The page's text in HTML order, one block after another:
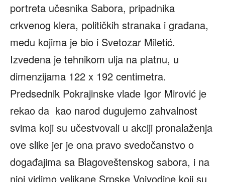
portreta učesnika Sabora, pripadnika
crkvenog klera, političkih stranaka i građana,
među kojima je bio i Svetozar Miletić.
Izvedena je tehnikom ulja na platnu, u
dimenzijama 122 x 192 centimetra.
Predsednik Pokrajinske vlade Igor Mirović je
rekao da kao narod dugujemo zahvalnost
svima koji su učestvovali u akciji pronalaženja
ove slike jer je ona pravo svedočanstvo o
događajima sa Blagoveštenskog sabora, i na
njoj vidimo velikane Srpske Vojvodine koji su